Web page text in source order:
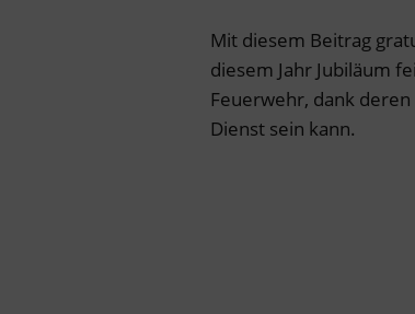
Mit diesem Beitrag
diesem Jahr Jubiläum
Feuerwehr, dank
Dienst sein kann.